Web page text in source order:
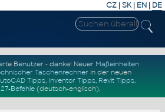
CZ | SK| EN | DE
Benutzer - danke! Neuer Maßeinheiten
Taschenrechner in der neuen
Tipps, Inventor Tipps, Revit Tipps,
Befehle (deutsch-englisch).